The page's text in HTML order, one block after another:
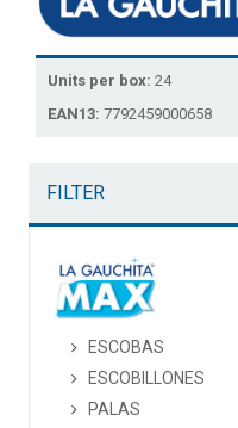
Units per box: 24
EAN13: 7792459000658
FILTER
ESCOBAS
ESCOBILLONES
PALAS